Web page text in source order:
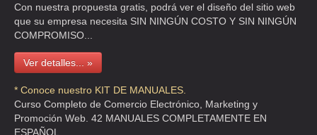
Con nuestra propuesta gratis, podrá ver el diseño del sitio web
que su empresa necesita SIN NINGÚN COSTO Y SIN NINGÚN
COMPROMISO...
Ver detalles... »
* Conoce nuestro KIT DE MANUALES.
Curso Completo de Comercio Electrónico, Marketing y
Promoción Web. 42 MANUALES COMPLETAMENTE EN
ESPAÑOL.